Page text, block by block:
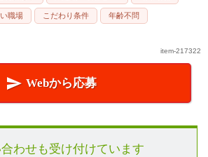
職場 こだわり条件 年齢不問
item-217322
 Webから応募
わせも受け付けています